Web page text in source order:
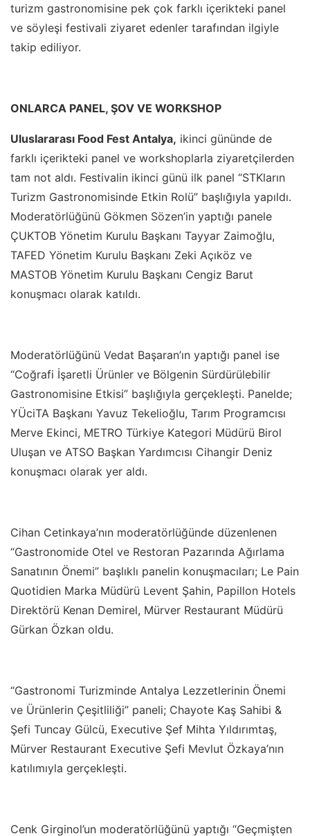
turizm gastronomisine pek çok farklı içerikteki panel
ve söyleşi festivali ziyaret edenler tarafından ilgiyle
takip ediliyor.
ONLARCA PANEL, ŞOV VE WORKSHOP
Uluslararası Food Fest Antalya, ikinci gününde de
farklı içerikteki panel ve workshoplarla ziyaretçilerden
tam not aldı. Festivalin ikinci günü ilk panel “STKların
Turizm Gastronomisinde Etkin Rolü” başlığıyla yapıldı.
Moderatörlüğünü Gökmen Sözen’in yaptığı panele
ÇUKTOB Yönetim Kurulu Başkanı Tayyar Zaimoğlu,
TAFED Yönetim Kurulu Başkanı Zeki Açıköz ve
MASTOB Yönetim Kurulu Başkanı Cengiz Barut
konuşmacı olarak katıldı.
Moderatörlüğünü Vedat Başaran’ın yaptığı panel ise
“Coğrafi İşaretli Ürünler ve Bölgenin Sürdürülebilir
Gastronomisine Etkisi” başlığıyla gerçekleşti. Panelde;
YÜciTA Başkanı Yavuz Tekelioğlu, Tarım Programcısı
Merve Ekinci, METRO Türkiye Kategori Müdürü Birol
Uluşan ve ATSO Başkan Yardımcısı Cihangir Deniz
konuşmacı olarak yer aldı.
Cihan Cetinkaya’nın moderatörlüğünde düzenlenen
“Gastronomide Otel ve Restoran Pazarında Ağırlama
Sanatının Önemi” başlıklı panelin konuşmacıları; Le Pain
Quotidien Marka Müdürü Levent Şahin, Papillon Hotels
Direktörü Kenan Demirel, Mürver Restaurant Müdürü
Gürkan Özkan oldu.
“Gastronomi Turizminde Antalya Lezzetlerinin Önemi
ve Ürünlerin Çeşitliliği” paneli; Chayote Kaş Sahibi &
Şefi Tuncay Gülcü, Executive Şef Mihta Yıldırımtaş,
Mürver Restaurant Executive Şefi Mevlut Özkaya’nın
katılımıyla gerçekleşti.
Cenk Girginol’un moderatörlüğünü yaptığı “Geçmişten